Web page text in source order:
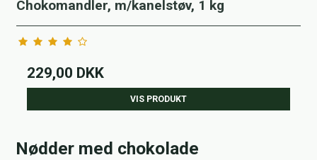
Chokomandler, m/kanelstøv, 1 kg
229,00 DKK
VIS PRODUKT
Nødder med chokolade